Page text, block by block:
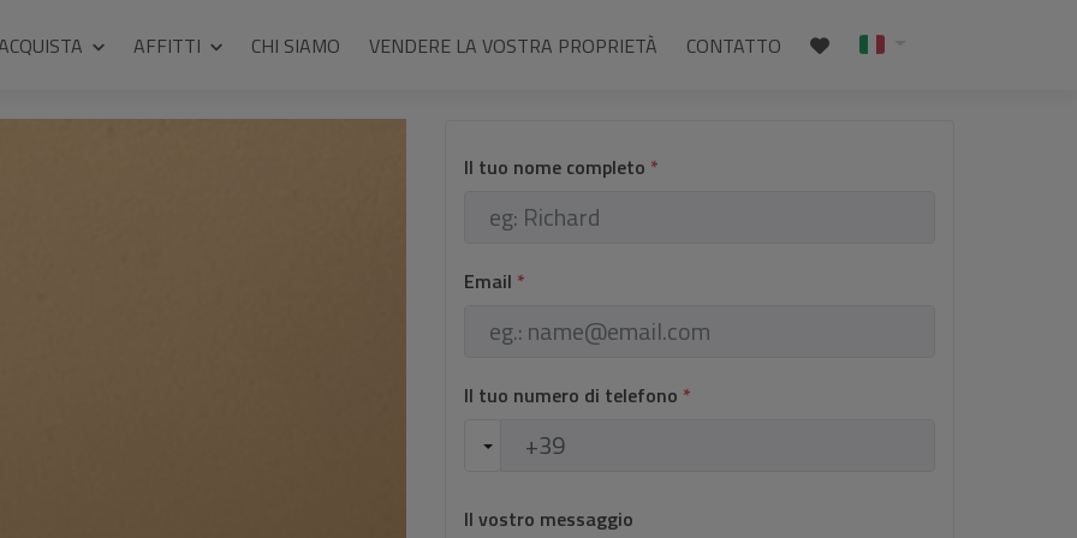
AFFITTI CHI SIAMO VENDERE LA VOSTRA PROPRIETÀ CONTATTO
Il tuo nome completo *
Email *
Il tuo numero di telefono *
Il vostro messaggio